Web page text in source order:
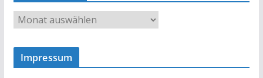
U
s
Impressum